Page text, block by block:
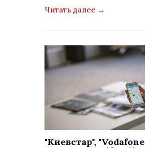
Читать далее →
"Киевстар", "Vodafone